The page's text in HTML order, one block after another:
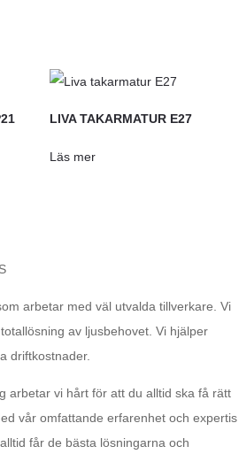
LIVA TAKARMATUR E27
Läs mer
arbetar med väl utvalda tillverkare. Vi
av ljusbehovet. Vi hjälper
driftkostnader.
arbetar vi hårt för att du alltid ska få rätt
vår omfattande erfarenhet och expertis
får de bästa lösningarna och